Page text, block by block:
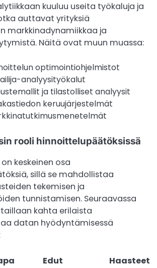
kuuluu useita työkaluja ja
auttavat yrityksiä
markkinadynamiikkaa ja
Näitä ovat muun muassa:
optimointiohjelmistot
analyysityökalut
ja tilastolliset analyysit
keruujärjestelmät
rooli hinnoittelupäätöksissä
keskeinen osa
sillä se mahdollistaa
tekemisen ja
tunnistamisen. Seuraavassa
kahta erilaista
datan hyödyntämisessä
Edut Haasteet